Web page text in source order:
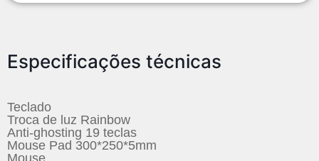
Especificações técnicas
Teclado
Troca de luz Rainbow
Anti-ghosting 19 teclas
Mouse Pad 300*250*5mm
Mouse